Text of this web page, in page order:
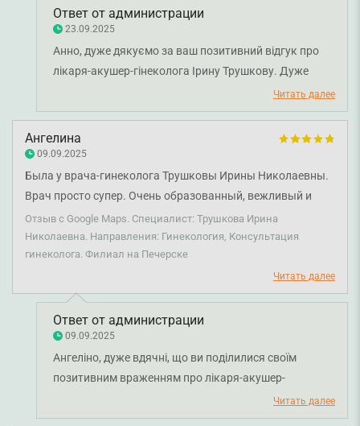
Ответ от администрации
23.09.2025
Анно, дуже дякуємо за ваш позитивний відгук про
лікаря-акушер-гінеколога Ірину Трушкову. Дуже
приємно чути, що лікар змогла підтримати вас і
надати професійну допомогу. Бажаємо вам міцного
Читать далее
Ангелина
09.09.2025
Была у врача-гинеколога Трушковы Ирины Николаевны.
Врач просто супер. Очень образованный, вежливый и
просто красивый человек, знающий в своей профессии и
готовый помощи!!
Отзыв с Google Maps. Специалист: Трушкова Ирина
Николаевна. Направления: Гинекология, Консультация
гинеколога. Филиал на Печерске
Читать далее
Ответ от администрации
09.09.2025
Ангеліно, дуже вдячні, що ви поділилися своїм
позитивним враженням про лікаря-акушер-
гінеколога Ірину Трушкову. Приємно знати, що ви
високо оцінили професіоналізм та людяність лікаря.
Читать далее